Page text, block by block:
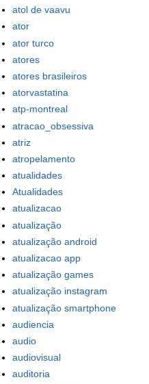
atol de vaavu
ator
ator turco
atores
atores brasileiros
atorvastatina
atp-montreal
atracao_obsessiva
atriz
atropelamento
atualidades
Atualidades
atualizacao
atualização
atualização android
atualizacao app
atualização games
atualização instagram
atualização smartphone
audiencia
audio
audiovisual
auditoria